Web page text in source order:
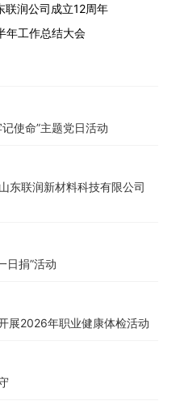
联润公司成立12周年
年工作总结大会
使命”主题党日活动
东联润新材料科技有限公司
日捐”活动
展2026年职业健康体检活动